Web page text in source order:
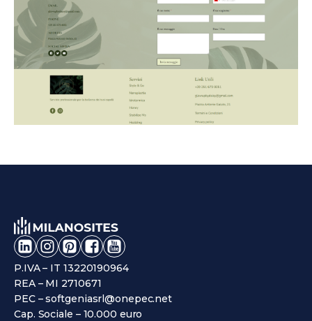
P.IVA – IT 13220190964
REA – MI 2710671
PEC – softgeniasrl@onepec.net
Cap. Sociale – 10.000 euro